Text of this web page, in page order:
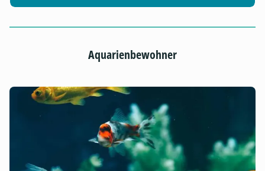
Aquarienbewohner